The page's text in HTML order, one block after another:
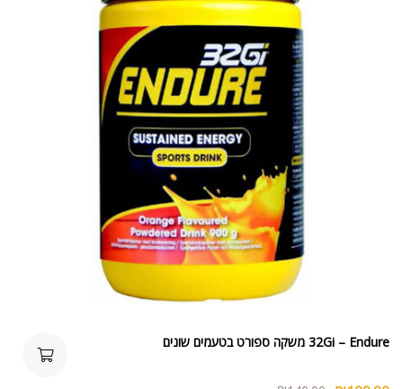
32Gi – Endure משקה ספורט בטעמים שונים